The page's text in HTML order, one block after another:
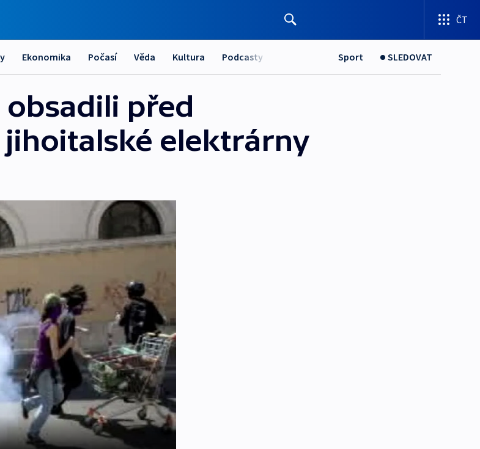
ČT
Ekonomika Počasí Věda Kultura Podcasty Sport SLEDOVAT
před
jihoitalské elektrárny